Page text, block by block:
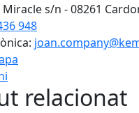
s/n - 08261
948
relacionat